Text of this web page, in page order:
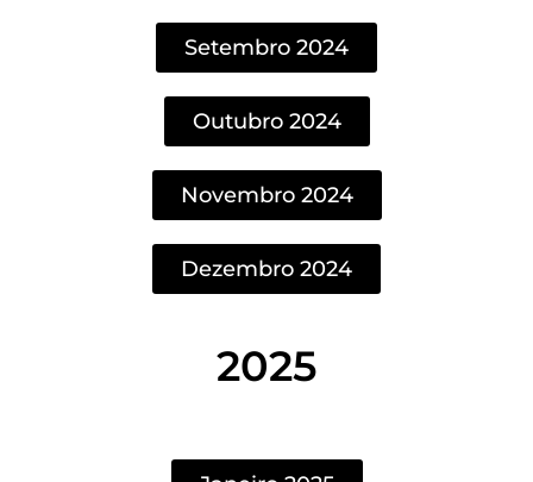
Setembro 2024
Outubro 2024
Novembro 2024
Dezembro 2024
2025